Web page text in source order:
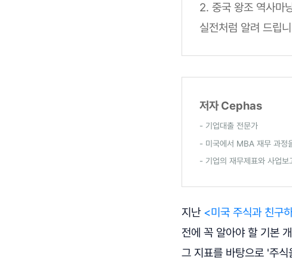
2. 중국 왕조 역사마
실전처럼 알려 드립
저자 Cephas
- 기업대출 전문가
- 미국에서 MBA 재무 과정
- 기업의 재무제표와 사업
지난 <미국 주식과 친구
전에 꼭 알아야 할 기본
그 지표를 바탕으로 '주